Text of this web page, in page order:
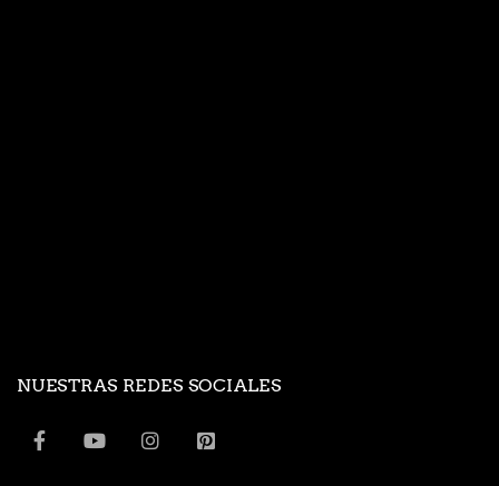
NUESTRAS REDES SOCIALES